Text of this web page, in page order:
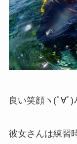
良い笑顔ヽ(ﾟ∀ﾟ)ﾉ
彼女さんは練習